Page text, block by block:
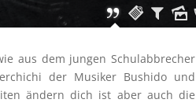
aus dem jungen Schulabbrecher
der Musiker Bushido und
ändern dich ist aber auch die